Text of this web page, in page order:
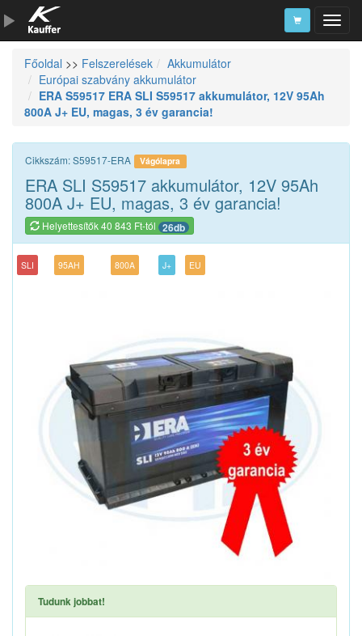
Szerszámkatalógus
Kosár
Főoldal >> Felszerelések
Akkumulátor
Európai szabvány akkumulátor
ERA S59517 ERA SLI S59517 akkumulátor, 12V 95Ah
800A J+ EU, magas, 3 év garancia!
Cikkszám: S59517-ERA Vágólapra
ERA SLI S59517 akkumulátor, 12V 95Ah
800A J+ EU, magas, 3 év garancia!
Helyettesítők 40 843 Ft-tól 26db
SLI 95AH 800A J+ EU
Tudunk jobbat!